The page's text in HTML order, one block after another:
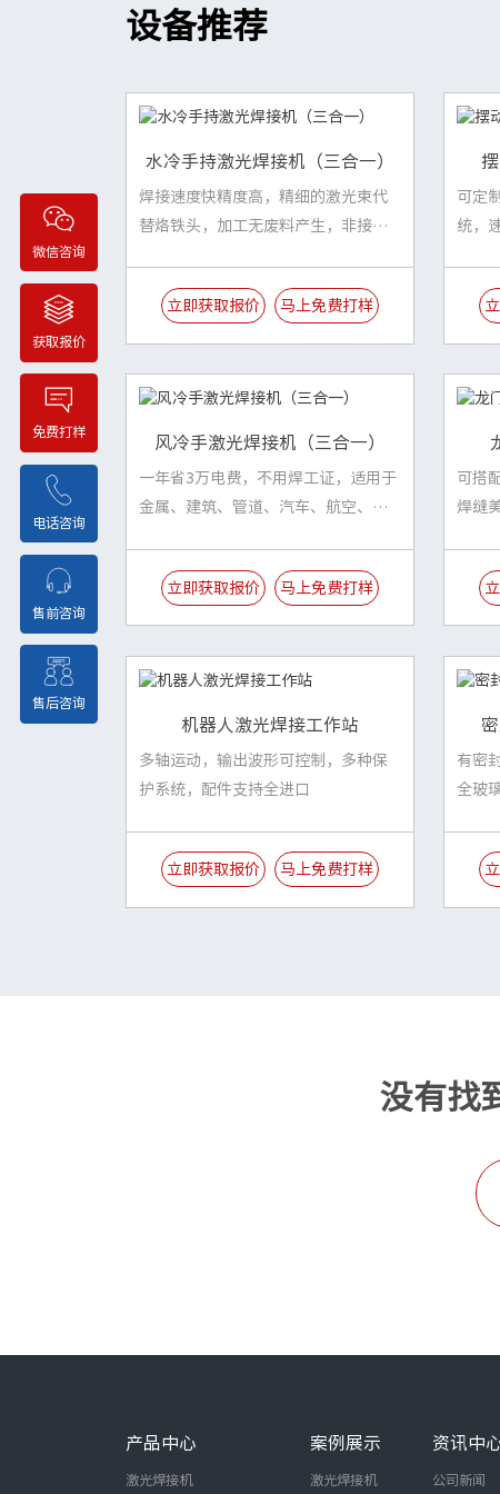
设备推荐
水冷手持激光焊接机（三合一）
焊接速度快精度高，精细的激光束代
替烙铁头，加工无废料产生，非接触
立即获取报价 马上免费打样
可定
统，
风冷手激光焊接机（三合一）
一年省3万电费，不用焊工证，适用于
金属、建筑、管道、汽车、航空、运
立即获取报价 马上免费打样
可搭
焊缝
机器人激光焊接工作站
多轴运动，输出波形可控制，多种保
护系统，配件支持全进口
立即获取报价 马上免费打样
有密
全玻
没有找
产品中心
激光焊接机
案例展示
激光焊接机
资讯中
公司新闻
微信咨询
获取报价
免费打样
电话咨询
售前咨询
售后咨询